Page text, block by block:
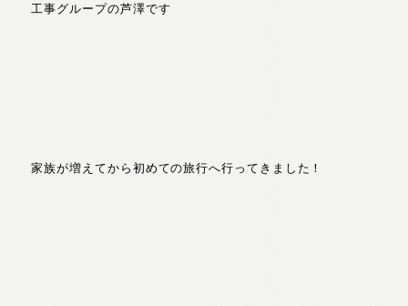
工事グループの芦澤です
家族が増えてから初めての旅行へ行ってきました！